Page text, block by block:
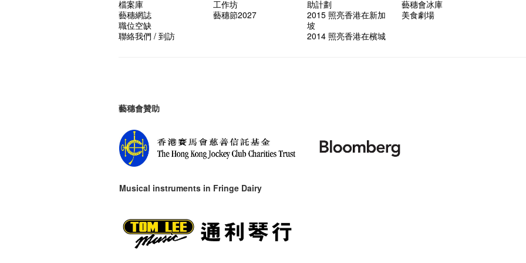
檔案庫
藝穗網誌
職位空缺
聯絡我們 / 到訪
工作坊
藝穗節2027
助計劃
2015 照亮香港在新加
坡
2014 照亮香港在檳城
藝穗會冰庫
美食劇場
藝穗會贊助
Musical instruments in Fringe Dairy